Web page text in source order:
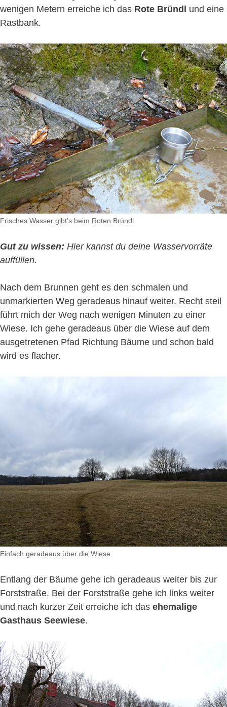
wenigen Metern erreiche ich das Rote Bründl und eine
Rastbank.
Frisches Wasser gibt’s beim Roten Bründl
Gut zu wissen: Hier kannst du deine Wasservorräte
auffüllen.
Nach dem Brunnen geht es den schmalen und
unmarkierten Weg geradeaus hinauf weiter. Recht steil
führt mich der Weg nach wenigen Minuten zu einer
Wiese. Ich gehe geradeaus über die Wiese auf dem
ausgetretenen Pfad Richtung Bäume und schon bald
wird es flacher.
Einfach geradeaus über die Wiese
Entlang der Bäume gehe ich geradeaus weiter bis zur
Forststraße. Bei der Forststraße gehe ich links weiter
und nach kurzer Zeit erreiche ich das ehemalige
Gasthaus Seewiese.